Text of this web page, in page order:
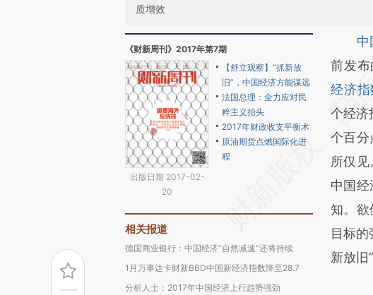
质增效
《财新周刊》2017年第7期
出版日期 2017-02-
20
【舒立观察】“抓新放
旧”，中国经济方能谋远
法国总理：全力应对民
粹主义抬头
2017年财政收支平衡术
原油期货点燃国际化进
程
相关报道
德国商业银行：中国经济“自然减速”还将持续
1月万事达卡财新BBD中国新经济指数降至28.7
分析人士：2017年中国经济上行趋势强劲
请务
AI
成，可
新观
对和校
中
前发布
经济指
个经济
个百分
所仅
中国
知。
目标的
新放旧